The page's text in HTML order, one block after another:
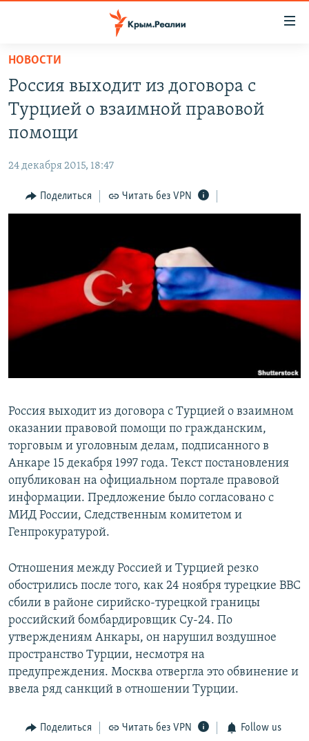
Вернуться
основному
содержанию
Вернутся
главной
навигации
Вернутся
11 ЛЕТ ОККУПАЦИИ КРЫМА. 11 ИСТОРИЙ СОПРОТИВЛЕНИЯ
ВОДА
ЕЩЕ
ИНТЕРАКТИВ
ТЕЛЕПРОЕКТ КРЫМ.РЕАЛИИ
СОВЕТЫ ПРАВОЗАЩИТНИКОВ
ПРОПАВШИЕ БЕЗ ВЕСТИ
ПОБЕДИТЕЛЕЙ НЕ СУДЯТ?
РАДІО СВОБОДА
Qırımtatar
ПРИСОЕДИНЯЙТЕСЬ!
Все сайты RFE/RL
НОВОСТИ
Россия выходит из договора с
Турцией о взаимной правовой
помощи
24 декабря 2015, 18:47
Поделиться Читать без VPN
Россия выходит из договора с Турцией о взаимном
оказании правовой помощи по гражданским,
торговым и уголовным делам, подписанного в
Анкаре 15 декабря 1997 года. Текст постановления
опубликован на официальном портале правовой
информации. Предложение было согласовано с
МИД России, Следственным комитетом и
Генпрокуратурой.
Отношения между Россией и Турцией резко
обострились после того, как 24 ноября турецкие ВВС
сбили в районе сирийско-турецкой границы
российский бомбардировщик Су-24. По
утверждениям Анкары, он нарушил воздушное
пространство Турции, несмотря на
предупреждения. Москва отвергла это обвинение и
ввела ряд санкций в отношении Турции.
Поделиться Читать без VPN Follow us